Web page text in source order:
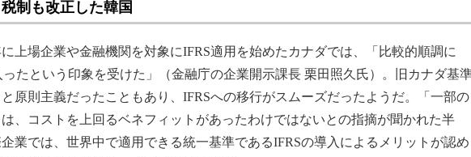
制も改正した韓国
上場企業や金融機関を対象にIFRS適用を始めたカナダでは、「比較的順調に
ったという印象を受けた」（金融庁の企業開示課長 栗田照久氏）。旧カナダ基
原則主義だったこともあり、IFRSへの移行がスムーズだったようだ。「一部の
、コストを上回るベネフィットがあったわけではないとの指摘が聞かれた半
業では、世界中で適用できる統一基準であるIFRSの導入によるメリットが認め